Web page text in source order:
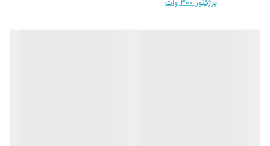
پرژکتور ۳۰۰ وات